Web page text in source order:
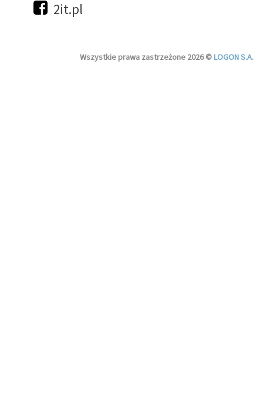
2it.pl
Wszystkie prawa zastrzeżone 2026 ©LOGON S.A.